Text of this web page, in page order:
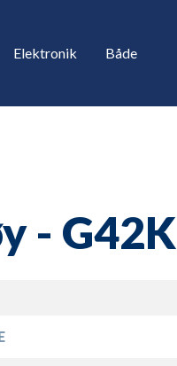
Elektronik Både
- G42K